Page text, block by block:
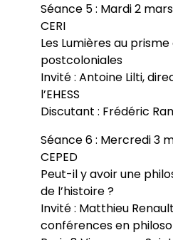
Séance 5 : Mardi 2 mars
CERI
Les Lumières au
postcoloniales
Invité : Antoine Lilti,
l’EHESS
Discutant : Frédéric
Séance 6 : Mercredi 3
CEPED
Peut-il y avoir une
de l’histoire ?
Invité : Matthieu
conférences en